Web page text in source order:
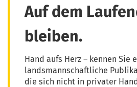
Auf dem
bleiben.
Hand aufs Herz – kennen Sie
landsmannschaftliche
die sich nicht in privater Hand